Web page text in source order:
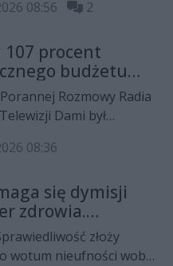
Rady Miejskiej
Medyka.
08:56 2
107 procent
budżetu
szpitali stanowią
Rozmowy Radia
Dami był
08:36
się dymisji
zdrowia.
sejmowa zabija
złoży
wotum nieufności wobec